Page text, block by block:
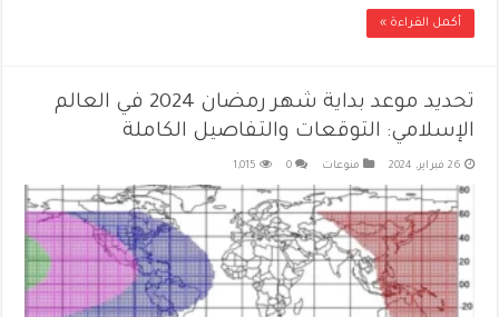
أكمل القراءة »
تحديد موعد بداية شهر رمضان 2024 في العالم
الإسلامي: التوقعات والتفاصيل الكاملة
26 فبراير، 2024 منوعات 0
1,015